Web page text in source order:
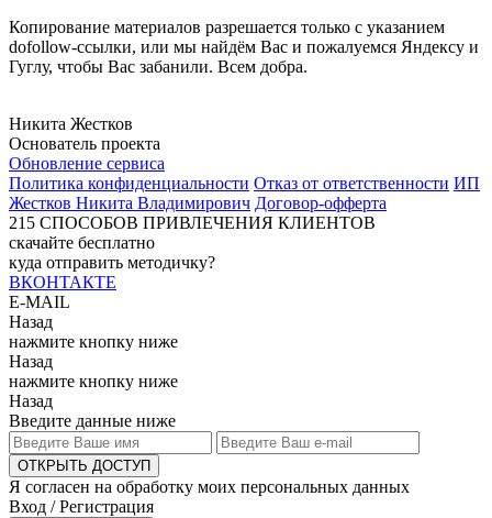
Копирование материалов разрешается только с указанием
dofollow-ссылки, или мы найдём Вас и пожалуемся Яндексу и
Гуглу, чтобы Вас забанили. Всем добра.
Никита Жестков
Основатель проекта
Обновление сервиса
Политика конфиденциальности Отказ от ответственности ИП
Жестков Никита Владимирович Договор-офферта
215 СПОСОБОВ ПРИВЛЕЧЕНИЯ КЛИЕНТОВ
скачайте бесплатно
куда отправить методичку?
ВКОНТАКТЕ
E-MAIL
Назад
нажмите кнопку ниже
Назад
нажмите кнопку ниже
Назад
Введите данные ниже
ОТКРЫТЬ ДОСТУП
Я согласен на обработку моих персональных данных
Вход / Регистрация